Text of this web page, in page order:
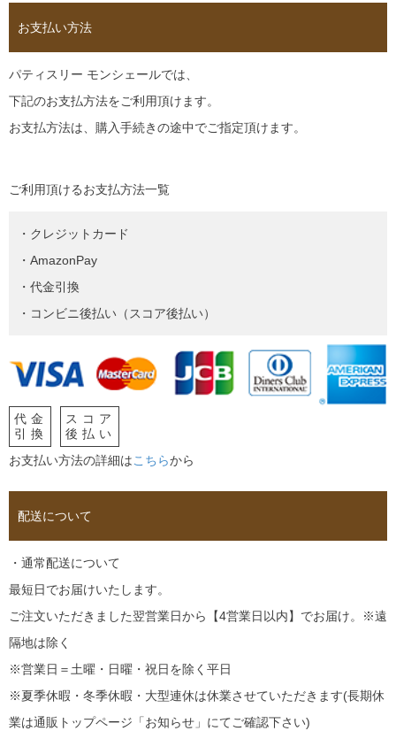
お支払い方法
パティスリー モンシェールでは、
下記のお支払方法をご利用頂けます。
お支払方法は、購入手続きの途中でご指定頂けます。
ご利用頂けるお支払方法一覧
・クレジットカード
・AmazonPay
・代金引換
・コンビニ後払い（スコア後払い）
代金
引換
スコア
後払い
お支払い方法の詳細はこちらから
配送について
・通常配送について
最短日でお届けいたします。
ご注文いただきました翌営業日から【4営業日以内】でお届け。※遠
隔地は除く
※営業日＝土曜・日曜・祝日を除く平日
※夏季休暇・冬季休暇・大型連休は休業させていただきます(長期休
業は通販トップページ「お知らせ」にてご確認下さい)